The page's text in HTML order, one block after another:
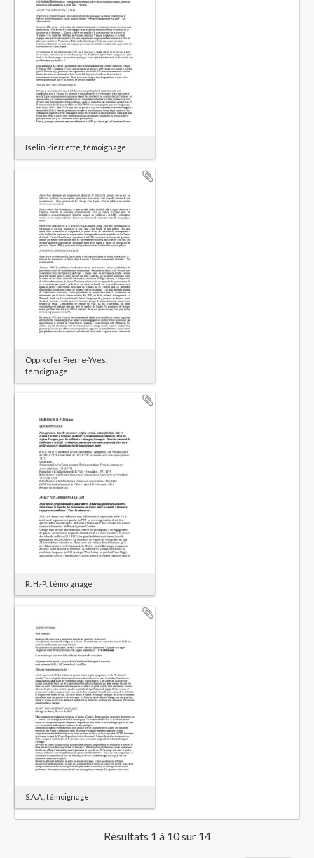
Iselin Pierrette, témoignage
Oppikofer Pierre-Yves,
témoignage
R. H.-P., témoignage
S.A.A., témoignage
Résultats 1 à 10 sur 14